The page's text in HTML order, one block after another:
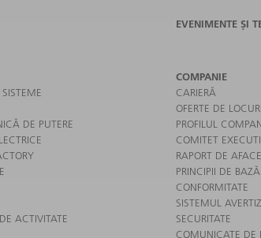
EVENIMENTE ȘI
DE PUTERE
ACTIVITATE
COMPANIE
CARIERĂ
OFERTE DE
PROFILUL
COMITET
RAPORT DE
PRINCIPII DE
CONFORMITATE
SISTEMUL
SECURITATE
COMUNICATE DE